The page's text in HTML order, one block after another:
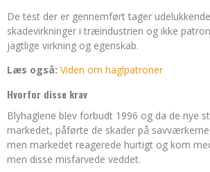
De test der er gennemført tager
skadevirkninger i træindustrien og ikke
jagtlige virkning og egenskab.
Læs også: Viden om haglpatroner
Hvorfor disse krav
Blyhaglene blev forbudt 1996 og da de nye
markedet, påførte de skader på
men markedet reagerede hurtigt og kom
men disse misfarvede veddet.